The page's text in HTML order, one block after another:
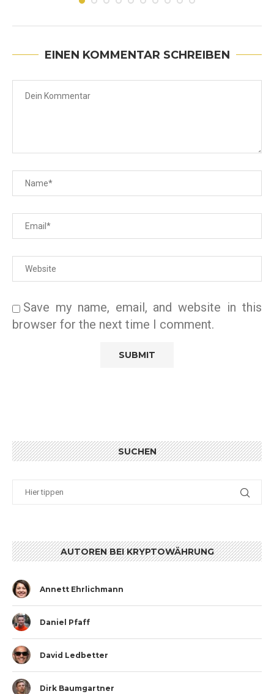
EINEN KOMMENTAR SCHREIBEN
Save my name, email, and website in this
browser for the next time I comment.
SUCHEN
AUTOREN BEI KRYPTOWÄHRUNG
Annett Ehrlichmann
Daniel Pfaff
David Ledbetter
Dirk Baumgartner